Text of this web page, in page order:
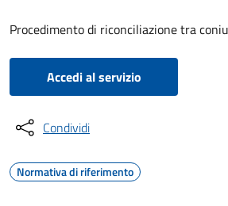
Procedimento di riconciliazione tra
Accedi al servizio
Condividi
Normativa di riferimento